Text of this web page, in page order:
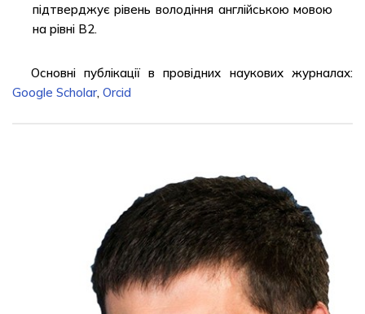
підтверджує рівень володіння англійською мовою
на рівні В2.
Основні публікації в провідних наукових журналах:
Google Scholar, Orcid